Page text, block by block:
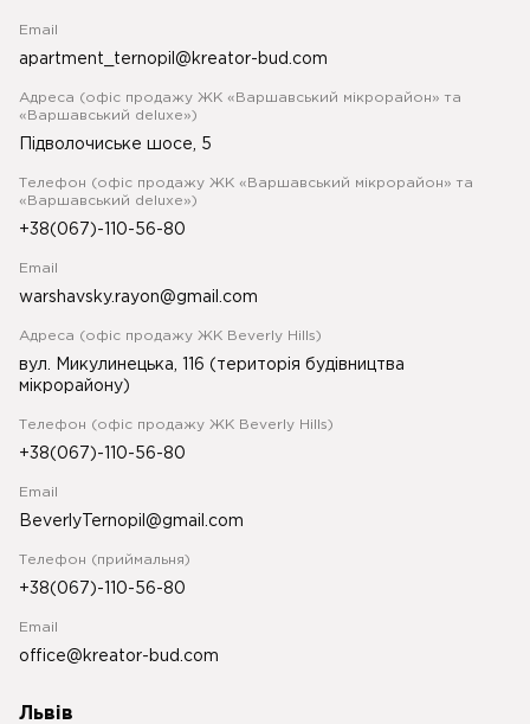
Email
apartment_ternopil@kreator-bud.com
Адреса (офіс продажу ЖК «Варшавський мікрорайон» та
«Варшавський deluxe»)
Підволочиське шосе, 5
Телефон (офіс продажу ЖК «Варшавський мікрорайон» та
«Варшавський deluxe»)
+38(067)-110-56-80
Email
warshavsky.rayon@gmail.com
Адреса (офіс продажу ЖК Beverly Hills)
вул. Микулинецька, 116 (територія будівництва
мікрорайону)
Телефон (офіс продажу ЖК Beverly Hills)
+38(067)-110-56-80
Email
BeverlyTernopil@gmail.com
Телефон (приймальня)
+38(067)-110-56-80
Email
office@kreator-bud.com
Львів